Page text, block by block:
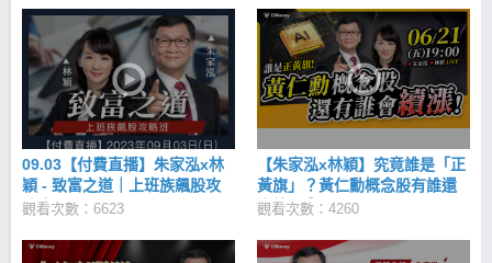
身的最佳路徑，只要看懂線圖，股市投資絕對無往不
利！ K線組合型態百百種、週期操作又不同， 運用
「五步驟」抓住關鍵轉折點！ K線在不同趨勢(多頭、
空頭)、位置(高檔、低檔、行進中、支撐、壓力區)、
成交量都會有不同的意義 做對五大步驟，您就是股市
高手！ 步驟一：6字訣確認趨勢 進場的第一步永遠是
先確認趨勢，若K線出現「頭頭高、底底高」型態，代
表處於多頭漲勢，此時順勢做多；若K線出現「頭頭
低，底底低」型態，代表處於空頭跌勢，可順勢放
空。 至於頭頭高、底底高怎麼觀察？找出該檔股票最
的高點，理論上會形成一個上升軌道，此時可以準備
09.03【付費直播】朱家泓x林
穎 - 致富之道｜上班族飆股攻
略班
觀看次數：6623
【朱家泓x林穎】究竟誰是「正
黃旗」？黃仁勳概念股有誰還
會續漲㊙️
觀看次數：4260